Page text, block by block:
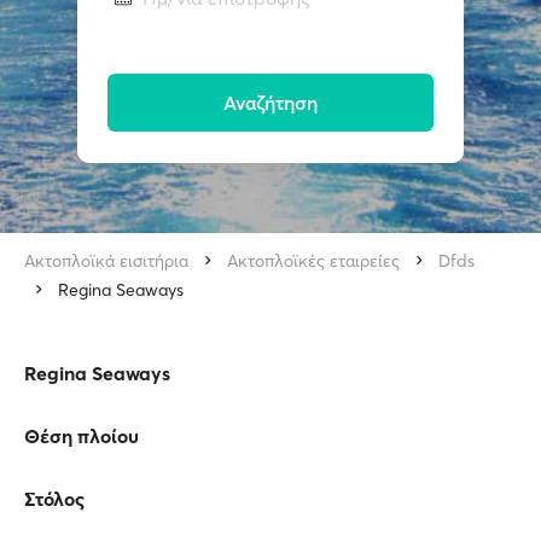
Αναζήτηση
Ακτοπλοϊκά εισιτήρια Ακτοπλοϊκές εταιρείες
Dfds
Regina Seaways
Regina Seaways
Θέση πλοίου
Στόλος